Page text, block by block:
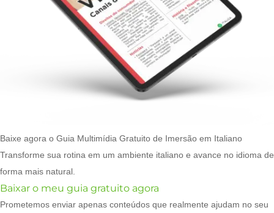
Baixe agora o Guia Multimídia Gratuito de Imersão em Italiano
Transforme sua rotina em um ambiente italiano e avance no idioma de
forma mais natural.
Baixar o meu guia gratuito agora
Prometemos enviar apenas conteúdos que realmente ajudam no seu